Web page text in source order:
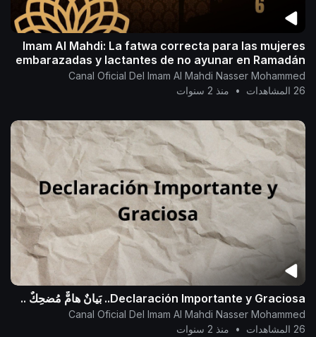
Imam Al Mahdi: La fatwa correcta para las mujeres
embarazadas y lactantes de no ayunar en Ramadán
Canal Oficial Del Imam Al Mahdi Nasser Mohammed
26 المشاهدات
• منذ 2 سنوات
Declaración Importante y Graciosa.. بَيانٌ هامٌّ مُضحِكٌ ..
Canal Oficial Del Imam Al Mahdi Nasser Mohammed
26 المشاهدات
• منذ 2 سنوات